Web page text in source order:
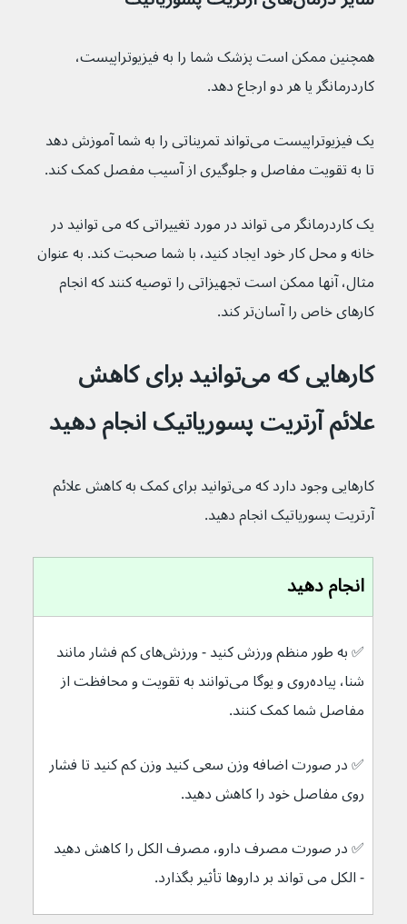
همچنین ممکن است پزشک شما را به فیزیوتراپیست،
کاردرمانگر یا هر دو ارجاع دهد.
یک فیزیوتراپیست می‌تواند تمریناتی را به شما آموزش دهد
تا به تقویت مفاصل و جلوگیری از آسیب مفصل کمک کند.
یک کاردرمانگر می تواند در مورد تغییراتی که می توانید در
خانه و محل کار خود ایجاد کنید، با شما صحبت کند. به عنوان
مثال، آنها ممکن است تجهیزاتی را توصیه کنند که انجام
کارهای خاص را آسان‌تر کند.
کارهایی که می‌توانید برای کاهش
علائم آرتریت پسوریاتیک انجام دهید
کارهایی وجود دارد که می‌توانید برای کمک به کاهش علائم
آرتریت پسوریاتیک انجام دهید.
انجام دهید
✅ به طور منظم ورزش کنید - ورزش‌های کم فشار مانند
شنا، پیاده‌روی و یوگا می‌توانند به تقویت و محافظت از
مفاصل شما کمک کنند.
✅ در صورت اضافه وزن سعی کنید وزن کم کنید تا فشار
روی مفاصل خود را کاهش دهید.
✅ در صورت مصرف دارو، مصرف الکل را کاهش دهید
- الکل می تواند بر داروها تأثیر بگذارد.